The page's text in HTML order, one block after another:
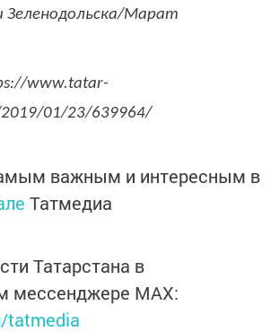
Марат
www.tatar-
01/23/639964/
важным и интересным в
Татмедиа
Татарстана в
мессенджере MАХ:
tatmedia